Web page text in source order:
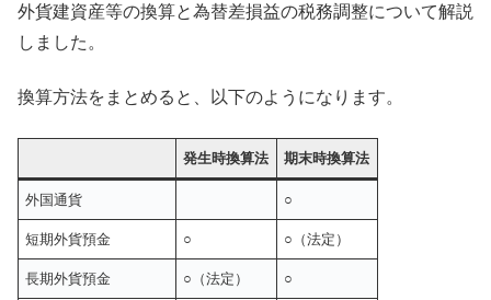
外貨建資産等の換算と為替差損益の税務調整について解説
しました。
換算方法をまとめると、以下のようになります。
発生時換算法 期末時換算法
外国通貨 ○
短期外貨預金 ○ ○（法定）
長期外貨預金 ○（法定） ○